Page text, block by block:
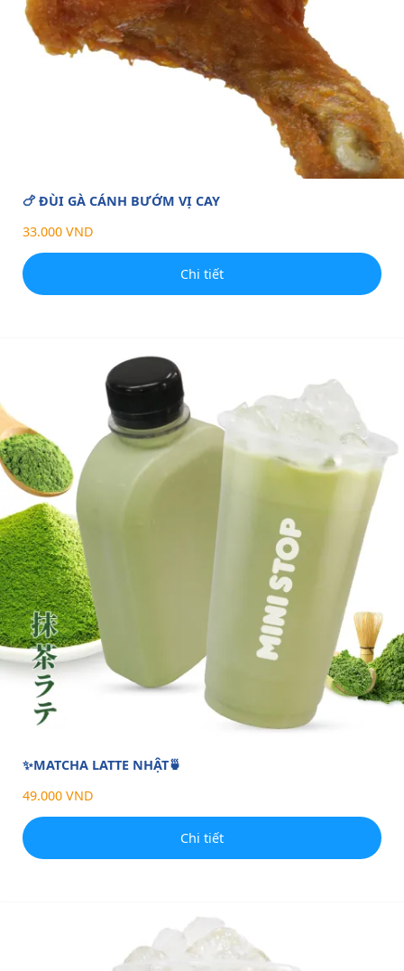
🍗 ĐÙI GÀ CÁNH BƯỚM VỊ CAY
33.000 VND
Chi tiết
✨MATCHA LATTE NHẬT🍵
49.000 VND
Chi tiết